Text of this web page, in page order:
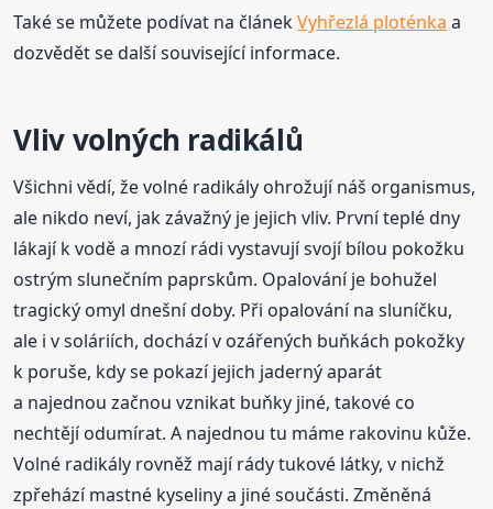
Také se můžete podívat na článekVyhřezlá ploténka a
dozvědět se další související informace.
Vliv volných radikálů
Všichni vědí, že volné radikály ohrožují náš organismus,
ale nikdo neví, jak závažný je jejich vliv. První teplé dny
lákají k vodě a mnozí rádi vystavují svojí bílou pokožku
ostrým slunečním paprskům. Opalování je bohužel
tragický omyl dnešní doby. Při opalování na sluníčku,
ale i v soláriích, dochází v ozářených buňkách pokožky
k poruše, kdy se pokazí jejich jaderný aparát
a najednou začnou vznikat buňky jiné, takové co
nechtějí odumírat. A najednou tu máme rakovinu kůže.
Volné radikály rovněž mají rády tukové látky, v nichž
zpřehází mastné kyseliny a jiné součásti. Změněná